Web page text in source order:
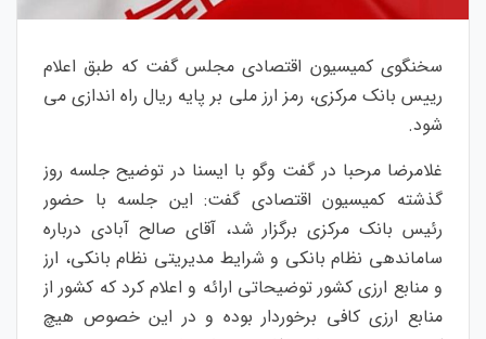
سخنگوی کمیسیون اقتصادی مجلس گفت که طبق اعلام
رییس بانک مرکزی، رمز ارز ملی بر پایه ریال راه اندازی می
شود.
غلامرضا مرحبا در گفت وگو با ایسنا در توضیح جلسه روز
گذشته کمیسیون اقتصادی گفت: این جلسه با حضور
رئیس بانک مرکزی برگزار شد، آقای صالح آبادی درباره
ساماندهی نظام بانکی و شرایط مدیریتی نظام بانکی، ارز
و منابع ارزی کشور توضیحاتی ارائه ‌و اعلام کرد که کشور از
منابع ارزی کافی برخوردار بوده و در این خصوص هیچ